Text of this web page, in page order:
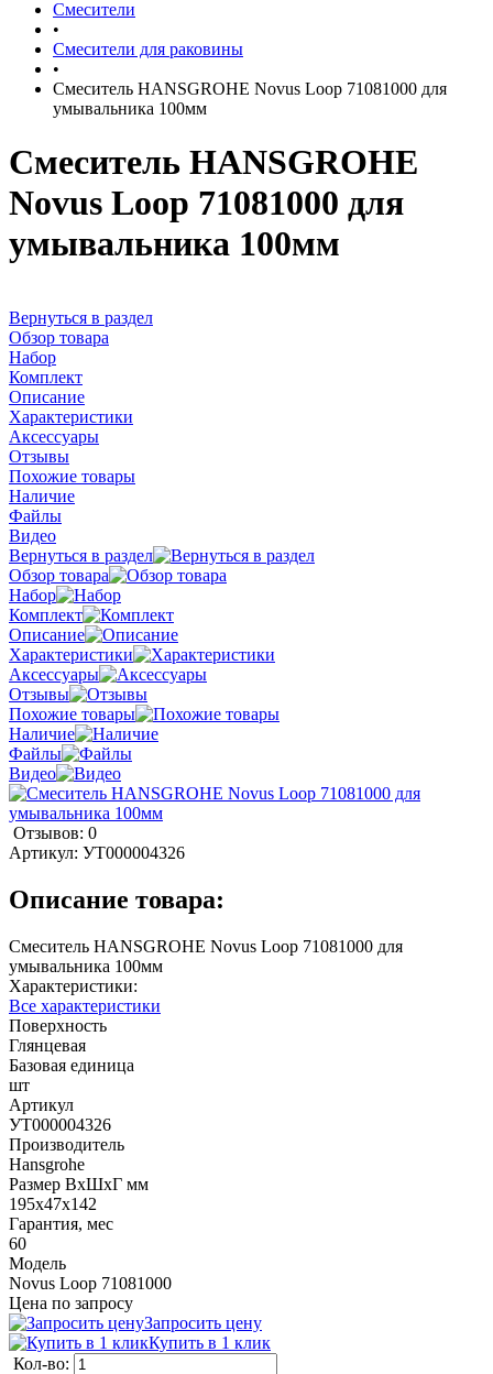
Смесители
•
Смесители для раковины
•
Смеситель HANSGROHE Novus Loop 71081000 для
умывальника 100мм
Смеситель HANSGROHE
Novus Loop 71081000 для
умывальника 100мм
Вернуться в раздел
Обзор товара
Набор
Комплект
Описание
Характеристики
Аксессуары
Отзывы
Похожие товары
Наличие
Файлы
Видео
Вернуться в раздел
Обзор товара
Набор
Комплект
Описание
Характеристики
Аксессуары
Отзывы
Похожие товары
Наличие
Файлы
Видео
Отзывов: 0
Артикул: УТ000004326
Описание товара:
Смеситель HANSGROHE Novus Loop 71081000 для
умывальника 100мм
Характеристики:
Все характеристики
Поверхность
Глянцевая
Базовая единица
шт
Артикул
УТ000004326
Производитель
Hansgrohe
Размер ВхШхГ мм
195х47х142
Гарантия, мес
60
Модель
Novus Loop 71081000
Цена по запросу
Запросить цену
Купить в 1 клик
Кол-во: